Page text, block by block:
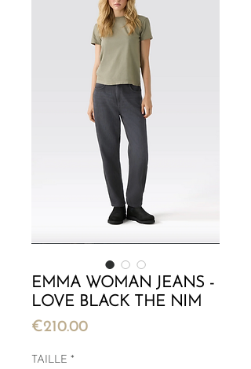
EMMA WOMAN JEANS -
LOVE BLACK THE NIM
€210.00Price
TAILLE *